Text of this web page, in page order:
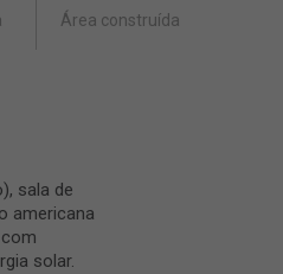
Área construída
sala de
americana
solar.